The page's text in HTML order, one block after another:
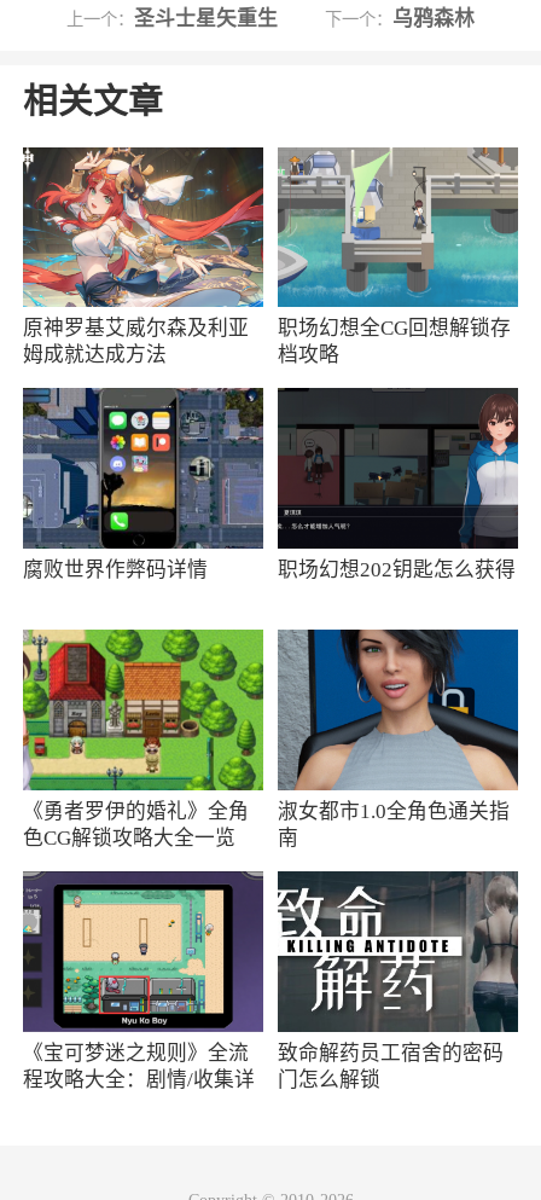
界。
游戏特色
1、苍蓝断章玩法多样福利满满，让你快速成
长，战力升阶
2、大大小小的领主和骑士们热烈地响应女王
号召，为国效命，前往战线抗击凶残的帝国军队
3、神秘的魔幻大陆创造了各种各样的特色系
统：种族不同，体态各异的坐骑
4、精美的人物立绘，至少画师请的不错，无
论是哪位的立绘都相当的值得一提
5、丰富多彩的剧情故事，在这个全新的幻想
的故事
6、超多的知名声优全力加盟游戏为游戏配
音，精致的卡牌立绘打造最强视听
7、福利很好，有常驻活动只要花体力，就能
拿一堆的高级抽卡券，每天买体力十次左右一个
648性价比超低，每天一个首充六元就可以了
小编评价
1、特别的养成的游戏玩法，亲密的互动的剧
情，解锁更多不同的剧情故事
上一个：圣斗士星矢重生 下一个： 乌鸦森林
相关文章
原神罗基艾威尔森及利亚
姆成就达成方法
职场幻想全CG回想解锁存
档攻略
腐败世界作弊码详情 职场幻想202钥匙怎么获得
《勇者罗伊的婚礼》全角
色CG解锁攻略大全一览
淑女都市1.0全角色通关指
南
《宝可梦迷之规则》全流
程攻略大全：剧情/收集详
致命解药员工宿舍的密码
门怎么解锁